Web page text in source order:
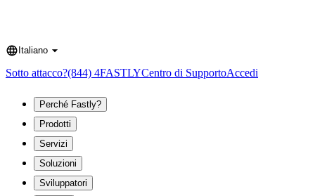
Language
Italiano
Sotto attacco?(844) 4FASTLYCentro di SupportoAccedi
Perché Fastly?
Prodotti
Servizi
Soluzioni
Sviluppatori